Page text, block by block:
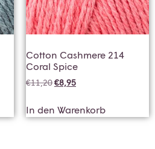
Cotton Cashmere 214
Coral Spice
€11,20€8,95
In den Warenkorb